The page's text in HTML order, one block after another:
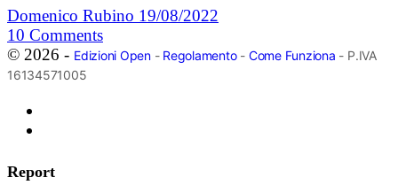
Domenico Rubino 19/08/2022
10 Comments
© 2026 - Edizioni Open- Regolamento- Come Funziona - P.IVA
16134571005
Report